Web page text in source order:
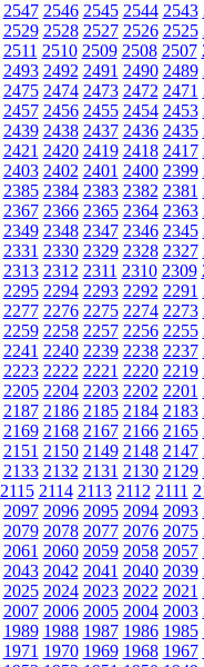
2547 2546 2545 2544 2543
2529 2528 2527 2526 2525
2511 2510 2509 2508 2507
2493 2492 2491 2490 2489
2475 2474 2473 2472 2471
2457 2456 2455 2454 2453
2439 2438 2437 2436 2435
2421 2420 2419 2418 2417
2403 2402 2401 2400 2399
2385 2384 2383 2382 2381
2367 2366 2365 2364 2363
2349 2348 2347 2346 2345
2331 2330 2329 2328 2327
2313 2312 2311 2310 2309
2295 2294 2293 2292 2291
2277 2276 2275 2274 2273
2259 2258 2257 2256 2255
2241 2240 2239 2238 2237
2223 2222 2221 2220 2219
2205 2204 2203 2202 2201
2187 2186 2185 2184 2183
2169 2168 2167 2166 2165
2151 2150 2149 2148 2147
2133 2132 2131 2130 2129
2115 2114 2113 2112 2111
2097 2096 2095 2094 2093
2079 2078 2077 2076 2075
2061 2060 2059 2058 2057
2043 2042 2041 2040 2039
2025 2024 2023 2022 2021
2007 2006 2005 2004 2003
1989 1988 1987 1986 1985
1971 1970 1969 1968 1967